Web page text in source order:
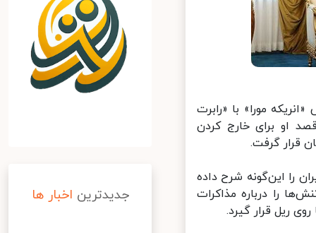
مورا» با «رابرت
او برای خارج کردن
قرار گرفت.
را این‌گونه شرح داده
را درباره مذاکرات
ریل قرار گیرد.
جدیدترین اخبار ها